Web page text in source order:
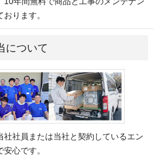
ります。
について
社員または当社と契約しているエン
心です。